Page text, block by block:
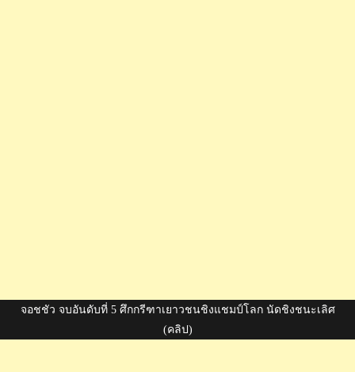
จอชชัว จบอันดับที่ 5 ศึกกรีฑาเยาวชนชิงแชมป์โลก นัดชิงชนะเลิศ
(คลิป)